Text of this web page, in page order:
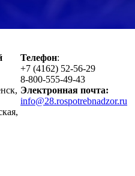
Телефон:
+7 (4162) 52-56-29
8-800-555-49-43
Электронная почта:
info@28.rospotrebnadzor.ru